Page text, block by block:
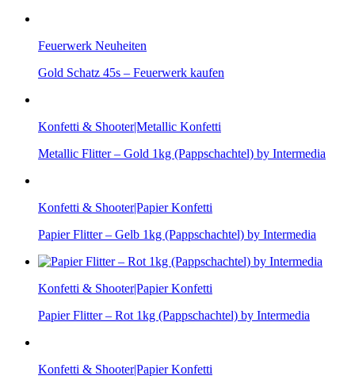
Feuerwerk Neuheiten
Gold Schatz 45s – Feuerwerk kaufen
Konfetti & Shooter|Metallic Konfetti
Metallic Flitter – Gold 1kg (Pappschachtel) by Intermedia
Konfetti & Shooter|Papier Konfetti
Papier Flitter – Gelb 1kg (Pappschachtel) by Intermedia
Konfetti & Shooter|Papier Konfetti
Papier Flitter – Rot 1kg (Pappschachtel) by Intermedia
Konfetti & Shooter|Papier Konfetti